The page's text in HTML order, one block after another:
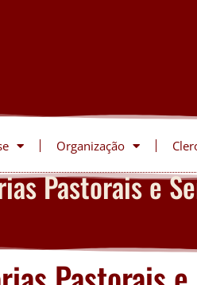
Organização
Pastorais e